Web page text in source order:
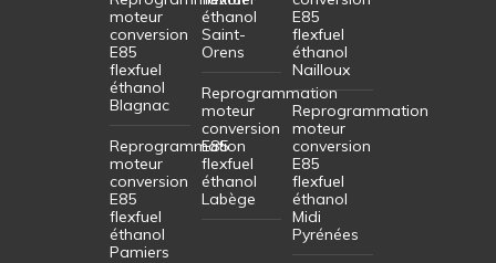
moteur
conversion
E85
flexfuel
éthanol
Blagnac
Reprogrammation
moteur
conversion
E85
flexfuel
éthanol
Pamiers
éthanol
Saint-
Orens
Reprogrammation
moteur
conversion
E85
flexfuel
éthanol
Labège
E85
flexfuel
éthanol
Nailloux
Reprogrammation
moteur
conversion
E85
flexfuel
éthanol
Midi
Pyrénées